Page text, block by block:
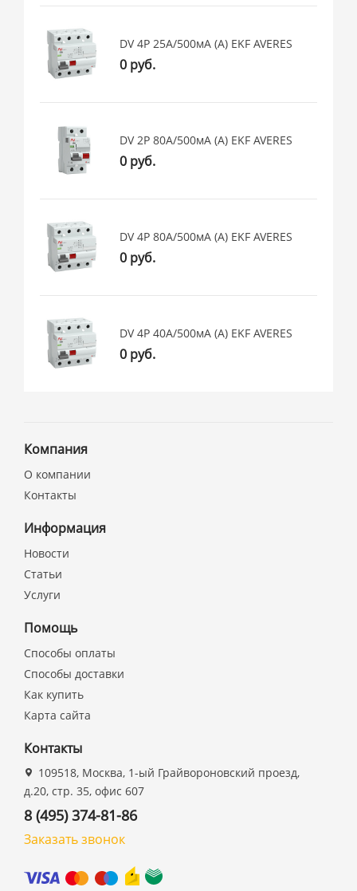
DV 4P 25А/500мА (A) EKF AVERES
0 руб.
DV 2P 80А/500мА (A) EKF AVERES
0 руб.
DV 4P 80А/500мА (A) EKF AVERES
0 руб.
DV 4P 40А/500мА (A) EKF AVERES
0 руб.
Компания
О компании
Контакты
Информация
Новости
Статьи
Услуги
Помощь
Способы оплаты
Способы доставки
Как купить
Карта сайта
Контакты
109518, Москва, 1-ый Грайвороновский проезд,
д.20, стр. 35, офис 607
8 (495) 374-81-86
Заказать звонок